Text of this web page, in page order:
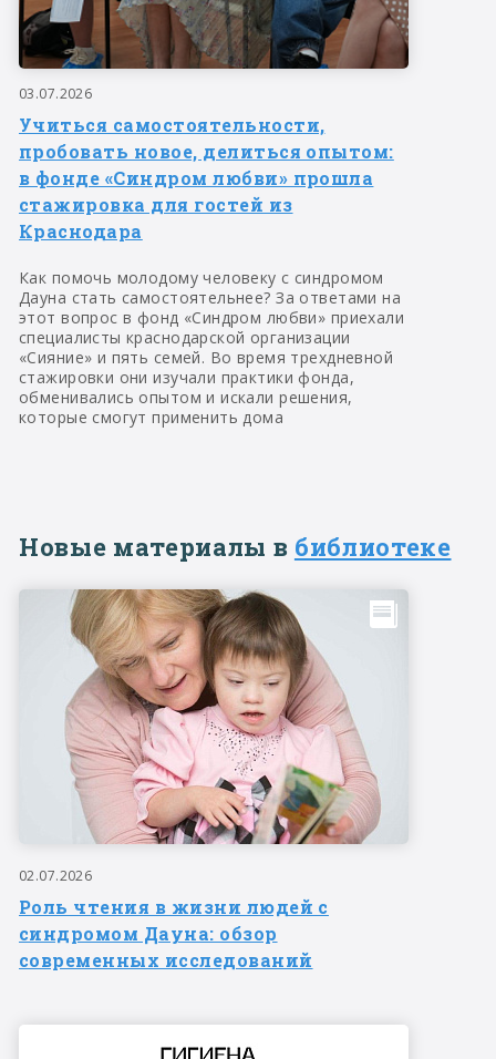
03.07.2026
Учиться самостоятельности,
пробовать новое, делиться опытом:
в фонде «Синдром любви» прошла
стажировка для гостей из
Краснодара
Как помочь молодому человеку с синдромом
Дауна стать самостоятельнее? За ответами на
этот вопрос в фонд «Синдром любви» приехали
специалисты краснодарской организации
«Сияние» и пять семей. Во время трехдневной
стажировки они изучали практики фонда,
обменивались опытом и искали решения,
которые смогут применить дома
Новые материалы в библиотеке
02.07.2026
Роль чтения в жизни людей с
синдромом Дауна: обзор
современных исследований